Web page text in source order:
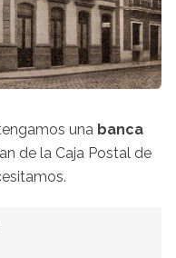
una banca
de la Caja Postal de